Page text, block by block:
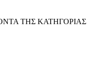
ΤΗΣ ΚΑΤΗΓΟΡΙΑΣ